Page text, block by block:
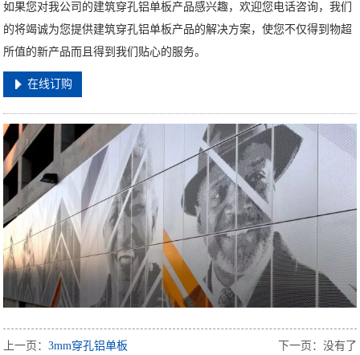
如果您对我公司的建筑穿孔铝单板产品感兴趣，欢迎您电话咨询，我们
的将竭诚为您提供建筑穿孔铝单板产品的解决方案，使您不仅得到物超
所值的新产品而且得到我们贴心的服务。
在线订购
上一页：3mm穿孔铝单板 下一页：没有了